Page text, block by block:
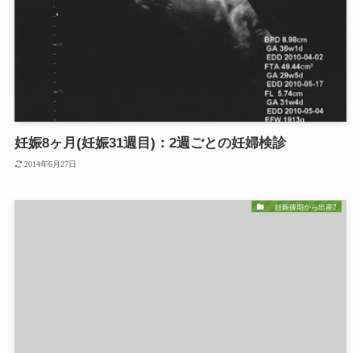
妊娠8ヶ月(妊娠31週目)：2週ごとの妊婦検診
2014年6月27日
妊娠後期から出産2